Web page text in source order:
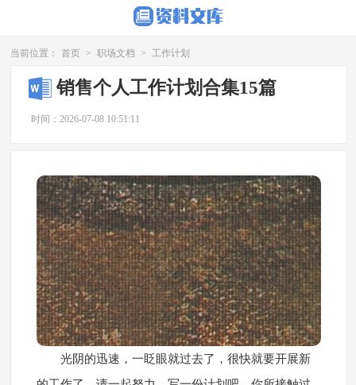
当前位置： 首页 > 职场文档 > 工作计划
销售个人工作计划合集15篇
时间：2026-07-08 10:51:11
光阴的迅速，一眨眼就过去了，很快就要开展新